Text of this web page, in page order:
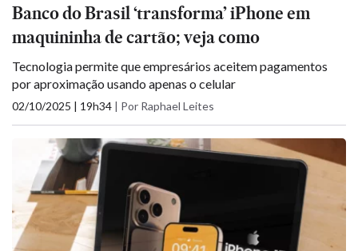
Banco do Brasil ‘transforma’ iPhone em
maquininha de cartão; veja como
Tecnologia permite que empresários aceitem pagamentos
por aproximação usando apenas o celular
02/10/2025 | 19h34 | Por Raphael Leites